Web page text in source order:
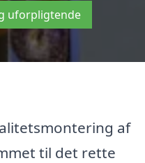
uforpligtende
af
til det rette